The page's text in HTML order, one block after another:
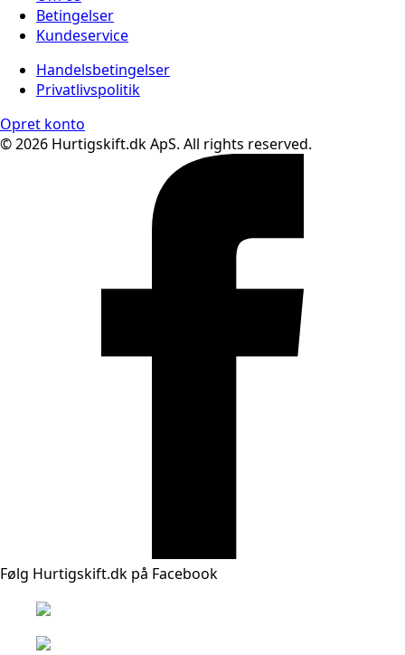
Betingelser
Kundeservice
Handelsbetingelser
Privatlivspolitik
Opret konto
© 2026 Hurtigskift.dk ApS. All rights reserved.
Følg Hurtigskift.dk på Facebook